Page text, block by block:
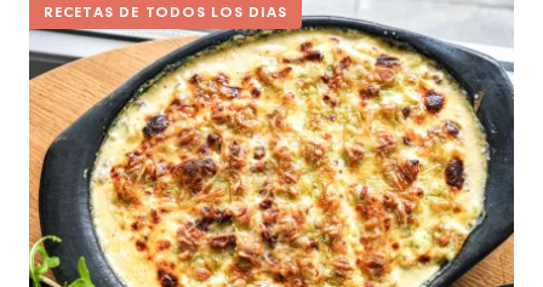
RECETAS DE TODOS LOS DIAS